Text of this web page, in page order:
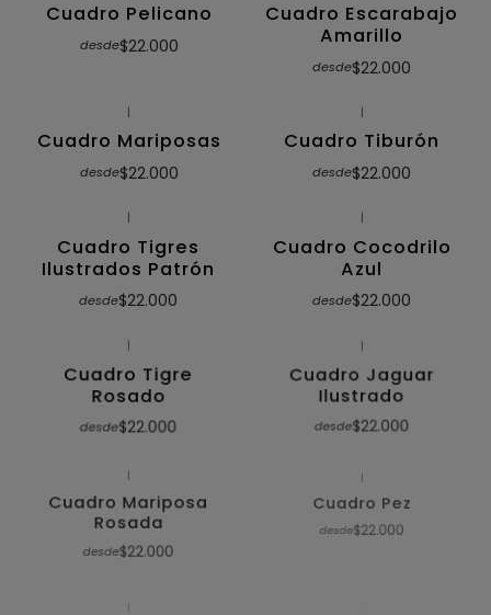
Cuadro Pelicano
desde$22.000
Cuadro Escarabajo
Amarillo
desde$22.000
|
Cuadro Mariposas
desde$22.000
|
Cuadro Tiburón
desde$22.000
|
Cuadro Tigres
Ilustrados Patrón
desde$22.000
|
Cuadro Cocodrilo
Azul
desde$22.000
|
Cuadro Tigre
Rosado
desde$22.000
|
Cuadro Jaguar
Ilustrado
desde$22.000
|
Cuadro Mariposa
Rosada
desde$22.000
|
Cuadro Pez
desde$22.000